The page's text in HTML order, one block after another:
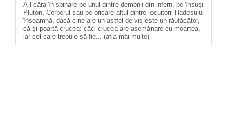
A-l căra în spinare pe unul dintre demonii din infern, pe însuşi
Pluton, Cerberul sau pe oricare altul dintre locuitorii Hadesului
înseamnă, dacă cine are un astfel de vis este un răufăcător,
că-şi poartă crucea: căci crucea are asemănare cu moartea,
iar cel care trebuie să fie... (afla mai multe)